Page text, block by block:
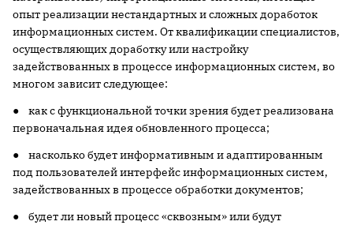
опыт реализации нестандартных и сложных доработок
информационных систем. От квалификации специалистов,
осуществляющих доработку или настройку
задействованных в процессе информационных систем, во
многом зависит следующее:
● как с функциональной точки зрения будет реализована
первоначальная идея обновленного процесса;
● насколько будет информативным и адаптированным
под пользователей интерфейс информационных систем,
задействованных в процессе обработки доку­ментов;
● будет ли новый процесс «сквозным» или будут